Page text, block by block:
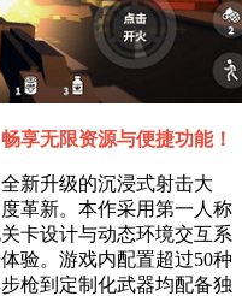
享无限资源与便捷功能！
新升级的沉浸式射击大
革新。本作采用第一人称
卡设计与动态环境交互系
验。游戏内配置超过50种
枪到定制化武器均配备独